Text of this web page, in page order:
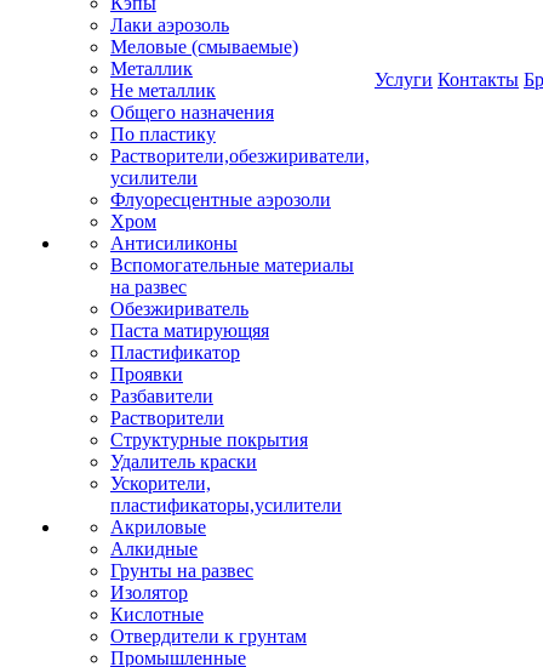
Лаки аэрозоль
Меловые (смываемые)
Металлик
Не металлик
Общего назначения
По пластику
Растворители,обезжириватели,
усилители
Флуоресцентные аэрозоли
Хром
Антисиликоны
Вспомогательные материалы
на развес
Обезжириватель
Паста матирующяя
Пластификатор
Проявки
Разбавители
Растворители
Структурные покрытия
Удалитель краски
Ускорители,
пластификаторы,усилители
Акриловые
Алкидные
Грунты на развес
Изолятор
Кислотные
Отвердители к грунтам
Промышленные
Услуги Контакты